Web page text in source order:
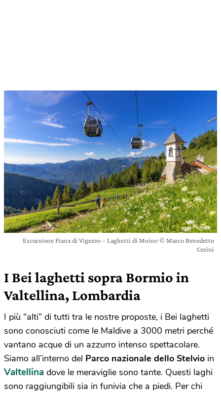
Escursione Piana di Vigezzo – Laghetti di Moino © Marco Benedetto
Cerini
I Bei laghetti sopra Bormio in
Valtellina, Lombardia
I più “alti” di tutti tra le nostre proposte, i Bei laghetti
sono conosciuti come le Maldive a 3000 metri perché
vantano acque di un azzurro intenso spettacolare.
Siamo all’interno del Parco nazionale dello Stelvio in
Valtellina dove le meraviglie sono tante. Questi laghi
sono raggiungibili sia in funivia che a piedi. Per chi